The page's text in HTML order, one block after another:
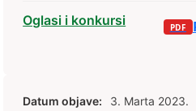
Oglasi i konkursi
Datum objave: 3. Marta 2023.